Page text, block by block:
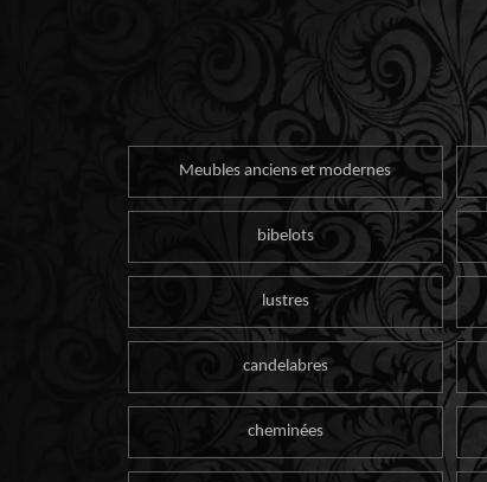
Meubles anciens et modernes
bibelots
lustres
candelabres
cheminées